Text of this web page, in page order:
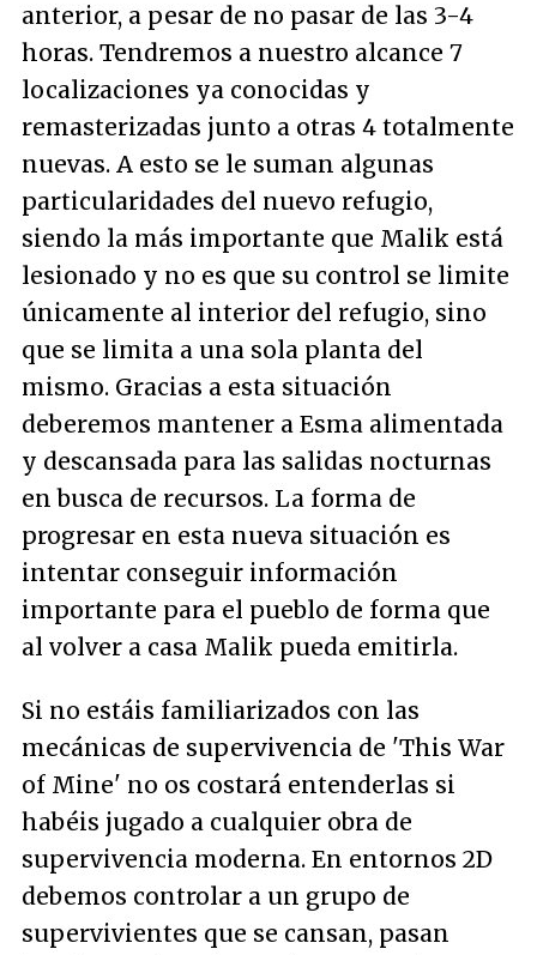
anterior, a pesar de no pasar de las 3-4
horas. Tendremos a nuestro alcance 7
localizaciones ya conocidas y
remasterizadas junto a otras 4 totalmente
nuevas. A esto se le suman algunas
particularidades del nuevo refugio,
siendo la más importante que Malik está
lesionado y no es que su control se limite
únicamente al interior del refugio, sino
que se limita a una sola planta del
mismo. Gracias a esta situación
deberemos mantener a Esma alimentada
y descansada para las salidas nocturnas
en busca de recursos. La forma de
progresar en esta nueva situación es
intentar conseguir información
importante para el pueblo de forma que
al volver a casa Malik pueda emitirla.
Si no estáis familiarizados con las
mecánicas de supervivencia de 'This War
of Mine' no os costará entenderlas si
habéis jugado a cualquier obra de
supervivencia moderna. En entornos 2D
debemos controlar a un grupo de
supervivientes que se cansan, pasan